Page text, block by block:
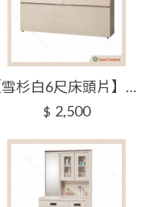
【雪杉白6尺床頭片】【2026-H205-8】【添興家具】
$ 2,500